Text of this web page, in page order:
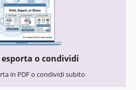
o condividi
in PDF o condividi subito